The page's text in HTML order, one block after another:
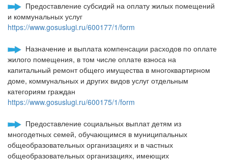
Предоставление субсидий на оплату жилых помещений
и коммунальных услуг
https://www.gosuslugi.ru/600177/1/form
Назначение и выплата компенсации расходов по оплате
жилого помещения, в том числе оплате взноса на
капитальный ремонт общего имущества в многоквартирном
доме, коммунальных и других видов услуг отдельным
категориям граждан
https://www.gosuslugi.ru/600175/1/form
Предоставление социальных выплат детям из
многодетных семей, обучающимся в муниципальных
общеобразовательных организациях и в частных
общеобразовательных организациях, имеющих